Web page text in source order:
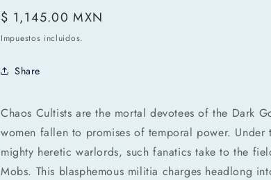
Precio
habitual
$ 1,145.00 MXN
Impuestos incluidos.
Share
Chaos Cultists are the mortal devotees of the Dark
women fallen to promises of temporal power. Under
mighty heretic warlords, such fanatics take to the
Mobs. This blasphemous militia charges headlong